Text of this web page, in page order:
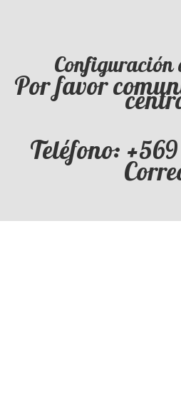
Por favor
Teléfono: